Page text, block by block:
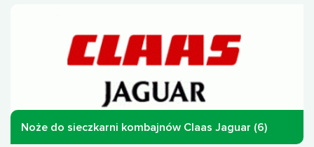
Noże do sieczkarni kombajnów Claas Jaguar (6)